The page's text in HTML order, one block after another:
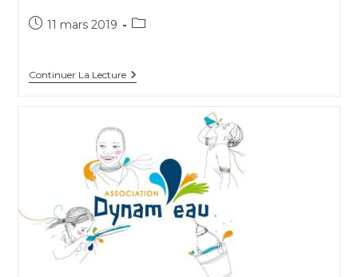
Publication
11 mars 2019
Post
Continuer La LectureLE
CARILLON